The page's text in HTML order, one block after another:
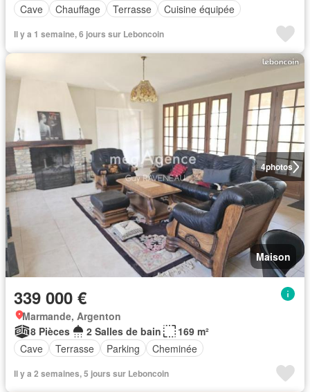
Cave
Chauffage Terrasse Cuisine équipée
Il y a 1 semaine, 6 jours sur Leboncoin
4photos
Maison
339 000 €
Marmande, Argenton
8 Pièces
2 Salles de bain
169 m²
Cave
Terrasse Parking Cheminée
Il y a 2 semaines, 5 jours sur Leboncoin